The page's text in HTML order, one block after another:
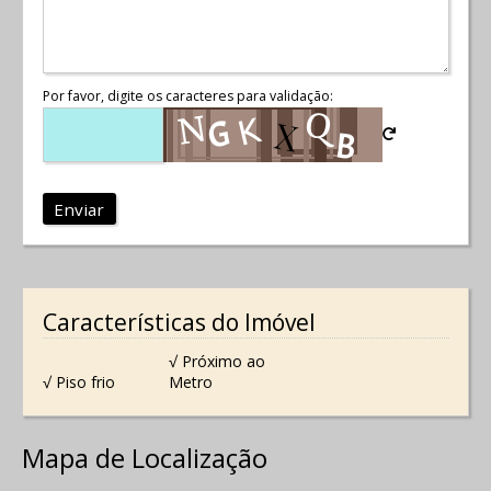
Por favor, digite os caracteres para validação:
Enviar
Características do Imóvel
√ Piso frio
√ Próximo ao
Metro
Mapa de Localização